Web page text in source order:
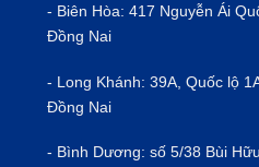
- Biên Hòa: 417 Nguyễn Ái
Đồng Nai
- Long Khánh: 39A, Quốc lộ
Đồng Nai
- Bình Dương: số 5/38 Bùi